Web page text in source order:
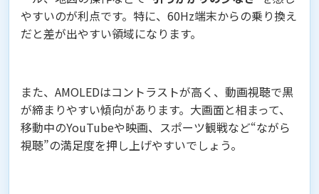
やすいのが利点です。特に、60Hz端末からの乗り換え
だと差が出やすい領域になります。
また、AMOLEDはコントラストが高く、動画視聴で黒
が締まりやすい傾向があります。大画面と相まって、
移動中のYouTubeや映画、スポーツ観戦など“ながら
視聴”の満足度を押し上げやすいでしょう。